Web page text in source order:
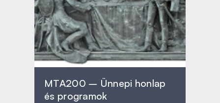
MTA200 – Ünnepi honlap
és programok